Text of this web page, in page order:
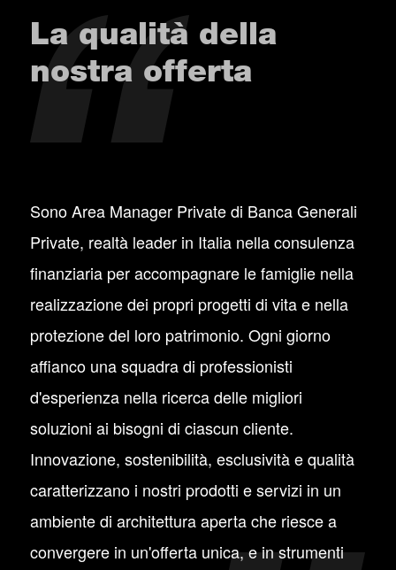
La qualità della
nostra offerta
Sono Area Manager Private di Banca Generali
Private, realtà leader in Italia nella consulenza
finanziaria per accompagnare le famiglie nella
realizzazione dei propri progetti di vita e nella
protezione del loro patrimonio. Ogni giorno
affianco una squadra di professionisti
d'esperienza nella ricerca delle migliori
soluzioni ai bisogni di ciascun cliente.
Innovazione, sostenibilità, esclusività e qualità
caratterizzano i nostri prodotti e servizi in un
ambiente di architettura aperta che riesce a
convergere in un'offerta unica, e in strumenti